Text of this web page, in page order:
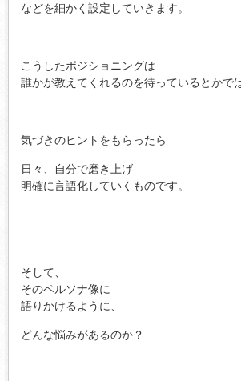
などを細かく設定していきます。
こうしたポジショニングは
誰かが教えてくれるのを待っているとかで
気づきのヒントをもらったら
日々、自分で磨き上げ
明確に言語化していくものです。
そして、
そのペルソナ像に
語りかけるように、
どんな悩みがあるのか？